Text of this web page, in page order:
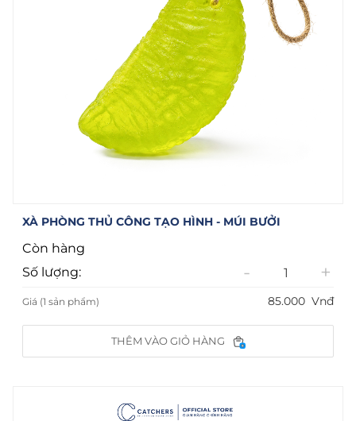
XÀ PHÒNG THỦ CÔNG TẠO HÌNH - MÚI BƯỞI
Còn hàng
Số lượng:
- +
Giá (1 sản phẩm) 85.000 Vnđ
THÊM VÀO GIỎ HÀNG